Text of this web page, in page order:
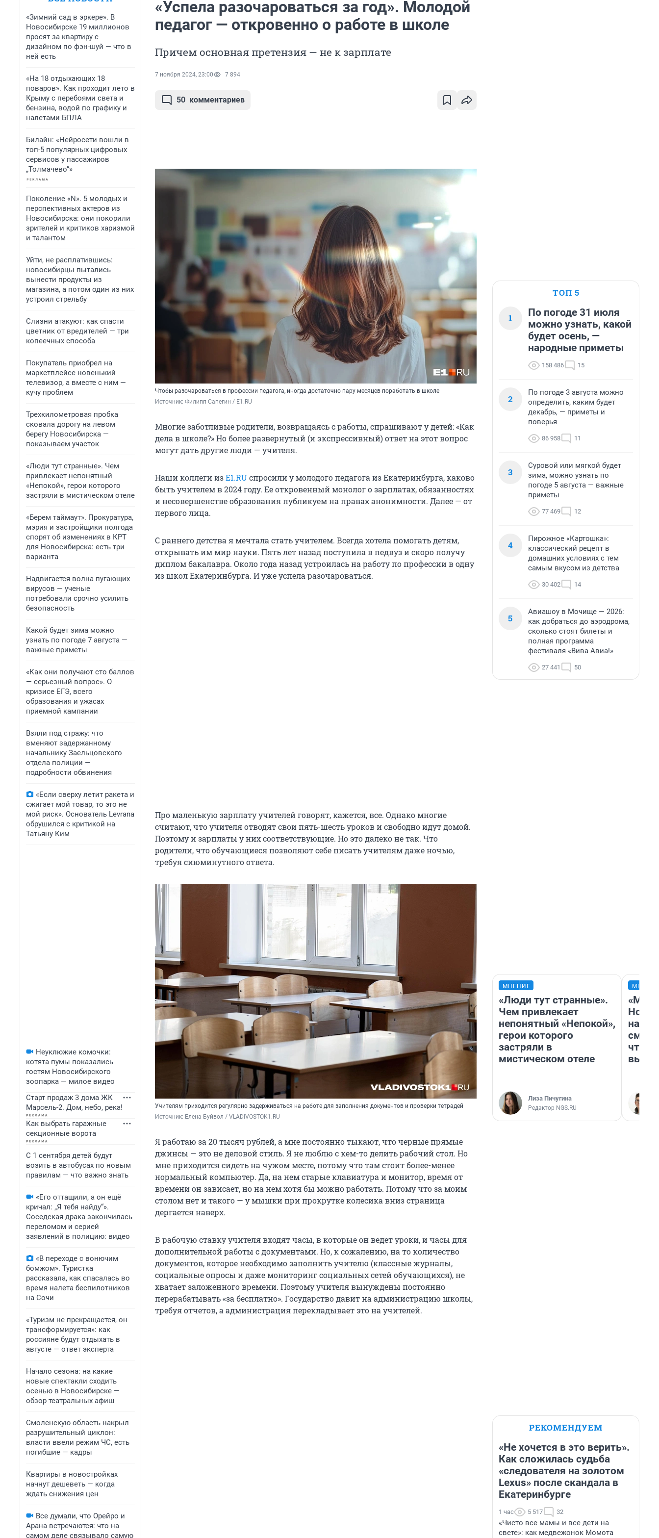
«Зимний сад в эркере». В
Новосибирске 19 миллионов
просят за квартиру с
дизайном по фэн-шуй — что в
ней есть
«На 18 отдыхающих 18
поваров». Как проходит лето в
Крыму с перебоями света и
бензина, водой по графику и
налетами БПЛА
Билайн: «Нейросети вошли в
топ-5 популярных цифровых
сервисов у пассажиров
„Толмачево“»
Поколение «N». 5 молодых и
перспективных актеров из
Новосибирска: они покорили
зрителей и критиков харизмой
и талантом
Уйти, не расплатившись:
новосибирцы пытались
вынести продукты из
магазина, а потом один из них
устроил стрельбу
Слизни атакуют: как спасти
цветник от вредителей — три
копеечных способа
Покупатель приобрел на
маркетплейсе новенький
телевизор, а вместе с ним —
кучу проблем
Трехкилометровая пробка
сковала дорогу на левом
берегу Новосибирска —
показываем участок
«Люди тут странные». Чем
привлекает непонятный
«Непокой», герои которого
застряли в мистическом отеле
«Берем таймаут». Прокуратура,
мэрия и застройщики полгода
спорят об изменениях в КРТ
для Новосибирска: есть три
варианта
Надвигается волна пугающих
вирусов — ученые
потребовали срочно усилить
безопасность
Какой будет зима можно
узнать по погоде 7 августа —
важные приметы
«Как они получают сто баллов
— серьезный вопрос». О
кризисе ЕГЭ, всего
образования и ужасах
приемной кампании
Взяли под стражу: что
вменяют задержанному
начальнику Заельцовского
отдела полиции —
подробности обвинения
«Если сверху летит ракета и
сжигает мой товар, то это не
мой риск». Основатель Levrana
обрушился с критикой на
Татьяну Ким
Неуклюжие комочки:
котята пумы показались
гостям Новосибирского
зоопарка — милое видео
Старт продаж 3 дома ЖК
Марсель-2. Дом, небо, река!
Как выбрать гаражные
секционные ворота
С 1 сентября детей будут
возить в автобусах по новым
правилам — что важно знать
«Его оттащили, а он ещё
кричал: „Я тебя найду“».
Соседская драка закончилась
переломом и серией
заявлений в полицию: видео
«В переходе с вонючим
бомжом». Туристка
рассказала, как спасалась во
время налета беспилотников
на Сочи
«Туризм не прекращается, он
трансформируется»: как
россияне будут отдыхать в
августе — ответ эксперта
Начало сезона: на какие
новые спектакли сходить
осенью в Новосибирске —
обзор театральных афиш
Смоленскую область накрыл
разрушительный циклон:
власти ввели режим ЧС, есть
погибшие — кадры
Квартиры в новостройках
начнут дешеветь — когда
ждать снижения цен
Все думали, что Орейро и
Арана встречаются: что на
самом деле связывало самую
«Успела разочароваться за год». Молодой
педагог — откровенно о работе в школе
Причем основная претензия — не к зарплате
7 ноября 2024, 23:00 7 894
50 комментариев
Чтобы разочароваться в профессии педагога, иногда достаточно пару месяцев поработать в школе
Источник: Филипп Сапегин / E1.RU
Многие заботливые родители, возвращаясь с работы, спрашивают у детей: «Как
дела в школе?» Но более развернутый (и экспрессивный) ответ на этот вопрос
могут дать другие люди — учителя.
Наши коллеги изE1.RUспросили у молодого педагога из Екатеринбурга, каково
быть учителем в 2024 году. Ее откровенный монолог о зарплатах, обязанностях
и несовершенстве образования публикуем на правах анонимности. Далее — от
первого лица.
С раннего детства я мечтала стать учителем. Всегда хотела помогать детям,
открывать им мир науки. Пять лет назад поступила в педвуз и скоро получу
диплом бакалавра. Около года назад устроилась на работу по профессии в одну
из школ Екатеринбурга. И уже успела разочароваться.
Про маленькую зарплату учителей говорят, кажется, все. Однако многие
считают, что учителя отводят свои пять-шесть уроков и свободно идут домой.
Поэтому и зарплаты у них соответствующие. Но это далеко не так. Что
родители, что обучающиеся позволяют себе писать учителям даже ночью,
требуя сиюминутного ответа.
Учителям приходится регулярно задерживаться на работе для заполнения документов и проверки тетрадей
Источник: Елена Буйвол / VLADIVOSTOK1.RU
Я работаю за 20 тысяч рублей, а мне постоянно тыкают, что черные прямые
джинсы — это не деловой стиль. Я не люблю с кем-то делить рабочий стол. Но
мне приходится сидеть на чужом месте, потому что там стоит более-менее
нормальный компьютер. Да, на нем старые клавиатура и монитор, время от
времени он зависает, но на нем хотя бы можно работать. Потому что за моим
столом нет и такого — у мышки при прокрутке колесика вниз страница
дергается наверх.
В рабочую ставку учителя входят часы, в которые он ведет уроки, и часы для
дополнительной работы с документами. Но, к сожалению, на то количество
документов, которое необходимо заполнить учителю (классные журналы,
социальные опросы и даже мониторинг социальных сетей обучающихся), не
хватает заложенного времени. Поэтому учителя вынуждены постоянно
перерабатывать «за бесплатно». Государство давит на администрацию школы,
требуя отчетов, а администрация перекладывает это на учителей.
ТОП 5
1
По погоде 31 июля
можно узнать, какой
будет осень, —
народные приметы
158 486 15
2
По погоде 3 августа можно
определить, каким будет
декабрь, — приметы и
поверья
86 958 11
3
Суровой или мягкой будет
зима, можно узнать по
погоде 5 августа — важные
приметы
77 469 12
4
Пирожное «Картошка»:
классический рецепт в
домашних условиях с тем
самым вкусом из детства
30 402 14
5
Авиашоу в Мочище — 2026:
как добраться до аэродрома,
сколько стоят билеты и
полная программа
фестиваля «Вива Авиа!»
27 441 50
МНЕНИЕ
«Люди тут странные».
Чем привлекает
непонятный «Непокой»,
герои которого
застряли в
мистическом отеле
Лиза Пичугина
Редактор NGS.RU
«Мы
РЕКОМЕНДУЕМ
«Не хочется в это верить».
Как сложилась судьба
«следователя на золотом
Lexus» после скандала в
Екатеринбурге
1 час 5 517 32
«Чисто все мамы и все дети на
свете»: как медвежонок Момота